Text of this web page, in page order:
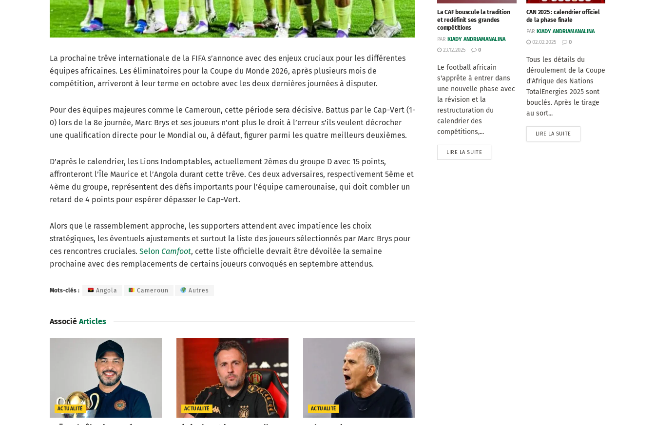
La prochaine trêve internationale de la FIFA s’annonce avec des enjeux cruciaux pour les différentes
équipes africaines. Les éliminatoires pour la Coupe du Monde 2026, après plusieurs mois de
compétition, arriveront à leur terme en octobre avec les deux dernières journées à disputer.
Pour des équipes majeures comme le Cameroun, cette période sera décisive. Battus par le Cap-Vert (1-
0) lors de la 8e journée, Marc Brys et ses joueurs n’ont plus le droit à l’erreur s’ils veulent décrocher
une qualification directe pour le Mondial ou, à défaut, figurer parmi les quatre meilleurs deuxièmes.
D’après le calendrier, les Lions Indomptables, actuellement 2èmes du groupe D avec 15 points,
affronteront l’Île Maurice et l’Angola durant cette trêve. Ces deux adversaires, respectivement 5ème et
4ème du groupe, représentent des défis importants pour l’équipe camerounaise, qui doit combler un
retard de 4 points pour espérer dépasser le Cap-Vert.
Alors que le rassemblement approche, les supporters attendent avec impatience les choix
stratégiques, les éventuels ajustements et surtout la liste des joueurs sélectionnés par Marc Brys pour
ces rencontres cruciales. Selon Camfoot, cette liste officielle devrait être dévoilée la semaine
prochaine avec des remplacements de certains joueurs convoqués en septembre attendus.
Mots-clés : Angola Cameroun Autres
Associé Articles
ACTUALITÉ ACTUALITÉ ACTUALITÉ
La CAF bouscule la tradition
et redéfinit ses grandes
compétitions
PAR KIADY ANDRIAMANALINA
23.12.2025
0
Le football africain
s'apprête à entrer dans
une nouvelle phase avec
la révision et la
restructuration du
calendrier des
compétitions,...
LIRE LA SUITE
CAN 2025 : calendrier officiel
de la phase finale
PAR KIADY ANDRIAMANALINA
02.02.2025
0
Tous les détails du
déroulement de la Coupe
d'Afrique des Nations
TotalEnergies 2025 sont
bouclés. Après le tirage
au sort...
LIRE LA SUITE